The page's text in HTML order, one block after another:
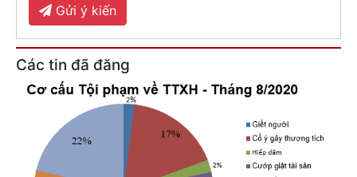
Gửi ý kiến
Các tin đã đăng